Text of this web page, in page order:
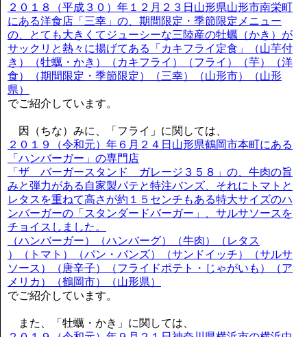
２０１８（平成３０）年１２月２３日山形県山形市南栄町
にある洋食店「三幸」の、期間限定・季節限定メニュー
の、とても大きくてジューシーな三陸産の牡蠣（かき）が
サックリと熱々に揚げてある「カキフライ定食」（山芋付
き）（牡蠣・かき）（カキフライ）（フライ）（芋）（洋
食）（期間限定・季節限定）（三幸）（山形市）（山形
県）
でご紹介しています。
因（ちな）みに、「フライ」に関しては、
２０１９（令和元）年６月２４日山形県鶴岡市本町にある
「ハンバーガー」の専門店
「ザ バーガースタンド ガレージ３５８」の、牛肉の旨
みと弾力がある自家製パテと特注バンズ、それにトマトと
レタスを重ねて高さが約１５センチもある特大サイズのハ
ンバーガーの「スタンダードバーガー」、サルサソースを
チョイスしました。
（ハンバーガー）（ハンバーグ）（牛肉）（レタス
）（トマト）（パン・バンズ）（サンドイッチ）（サルサ
ソース）（唐辛子）（フライドポテト・じゃがいも）（ア
メリカ）（鶴岡市）（山形県）
でご紹介しています。
また、「牡蠣・かき」に関しては、